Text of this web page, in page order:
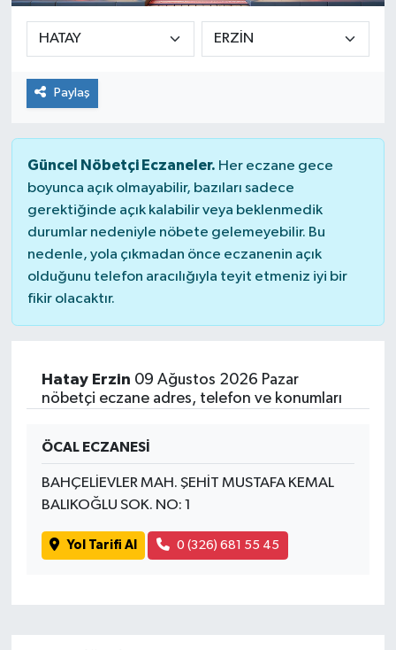
Paylaş
Güncel Nöbetçi Eczaneler. Her eczane gece
boyunca açık olmayabilir, bazıları sadece
gerektiğinde açık kalabilir veya beklenmedik
durumlar nedeniyle nöbete gelemeyebilir. Bu
nedenle, yola çıkmadan önce eczanenin açık
olduğunu telefon aracılığıyla teyit etmeniz iyi bir
fikir olacaktır.
Hatay Erzin 09 Ağustos 2026 Pazar
nöbetçi eczane adres, telefon ve konumları
ÖCAL ECZANESİ
BAHÇELİEVLER MAH. ŞEHİT MUSTAFA KEMAL
BALIKOĞLU SOK. NO: 1
Yol Tarifi Al 0 (326) 681 55 45